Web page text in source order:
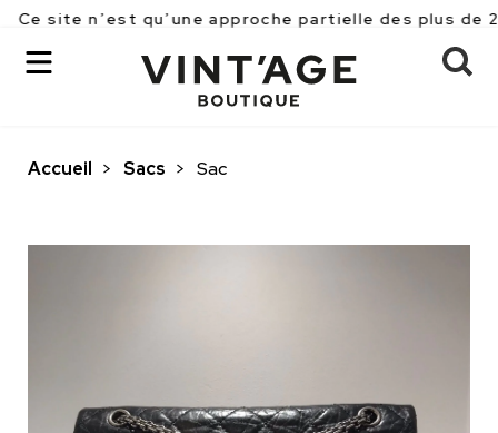
qu’une approche partielle des plus de 2500
Accueil > Sacs > Sac